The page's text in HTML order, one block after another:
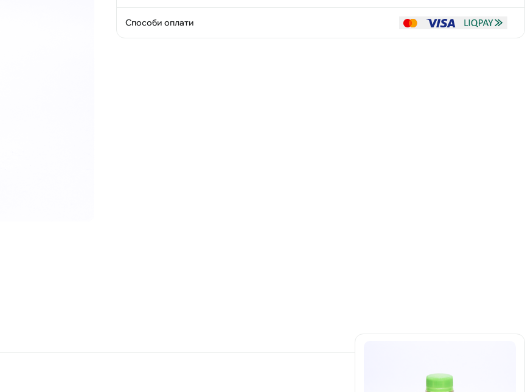
Способи оплати